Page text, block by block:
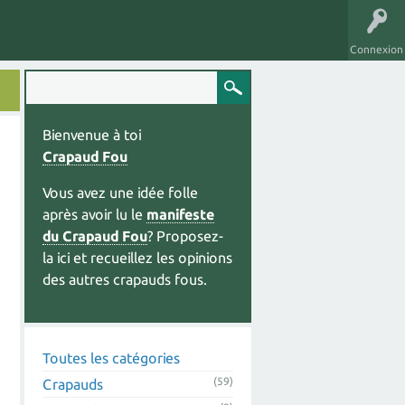
Connexion
Bienvenue à toi
Crapaud Fou
Vous avez une idée folle
après avoir lu le manifeste
du Crapaud Fou? Proposez-
la ici et recueillez les opinions
des autres crapauds fous.
Toutes les catégories
Crapauds
(59)